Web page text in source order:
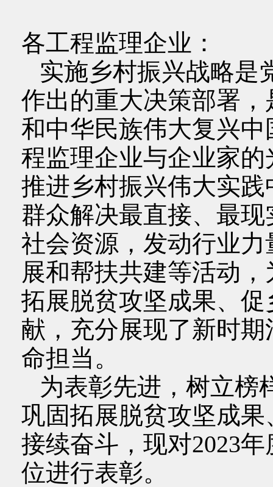
各工程监理企业：
实施乡村振兴战略是
作出的重大决策部署
和中华民族伟大复兴
程监理企业与企业家
推进乡村振兴伟大实
群众解决最直接、最
社会资源，发动行业
展和帮扶共建等活动
拓展脱贫攻坚成果、
献，充分展现了新时
命担当。
为表彰先进，树立榜
巩固拓展脱贫攻坚成
接续奋斗，现对2023
位进行表彰。